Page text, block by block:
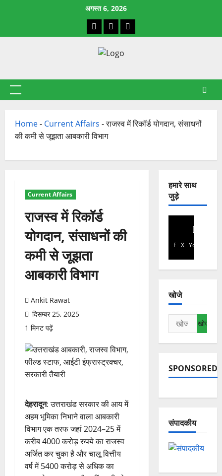
अगस्त 6, 2026
Facebook
X YouTube
प्राथमिक
Home- Current Affairs -राजस्व में रिकॉर्ड योगदान, संसाधनों
की कमी से जूझता आबकारी विभाग
Current Affairs
राजस्व में रिकॉर्ड
योगदान, संसाधनों की
कमी से जूझता
आबकारी विभाग
Ankit Rawat
दिसम्बर 25, 2025
1 मिनट पढ़ें
देहरादून: उत्तराखंड सरकार की आय में
अहम भूमिका निभाने वाला आबकारी
विभाग एक तरफ जहां 2024–25 में
करीब 4000 करोड़ रुपये का राजस्व
अर्जित कर चुका है और चालू वित्तीय
वर्ष में 5400 करोड़ से अधिक का
हमारे साथ
जुड़े
Facebook
X YouTube
खोजे
निम्न
को
खोजें:
SPONSORED
संपादकीय